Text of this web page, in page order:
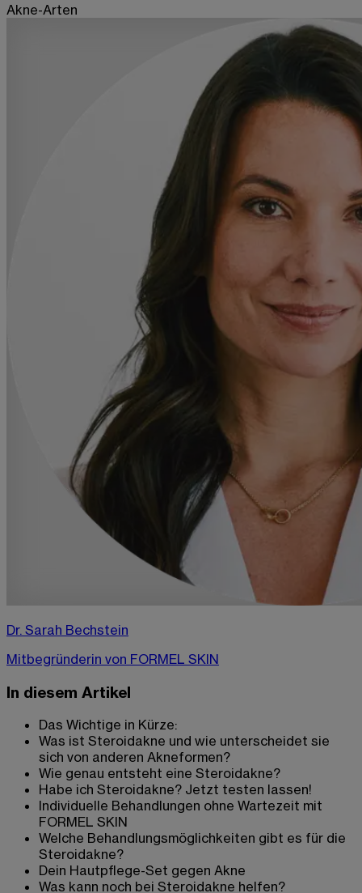
Akne-Arten
Dr. Sarah Bechstein
Mitbegründerin von FORMEL SKIN
In diesem Artikel
Das Wichtige in Kürze:
Was ist Steroidakne und wie unterscheidet sie
sich von anderen Akneformen?
Wie genau entsteht eine Steroidakne?
Habe ich Steroidakne? Jetzt testen lassen!
Individuelle Behandlungen ohne Wartezeit mit
FORMEL SKIN
Welche Behandlungsmöglichkeiten gibt es für die
Steroidakne?
Dein Hautpflege-Set gegen Akne
Was kann noch bei Steroidakne helfen?